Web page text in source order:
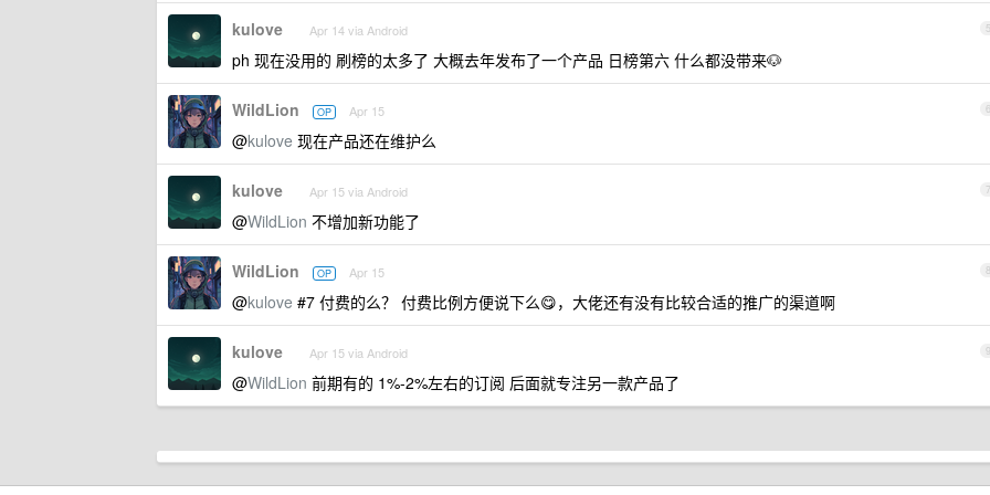
5
kulove Apr 14 via Android
ph 现在没用的 刷榜的太多了 大概去年发布了一个产品 日榜第六 什么都没带来🐶
6
WildLion OP Apr 15
@kulove 现在产品还在维护么
7
kulove Apr 15 via Android
@WildLion 不增加新功能了
8
WildLion OP Apr 15
@kulove #7 付费的么？ 付费比例方便说下么😋，大佬还有没有比较合适的推广的渠道啊
9
kulove Apr 15 via Android
@WildLion 前期有的 1%-2%左右的订阅 后面就专注另一款产品了